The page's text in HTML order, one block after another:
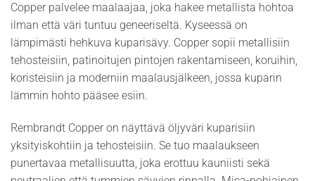
Copper palvelee maalaajaa, joka hakee metallista hohtoa
ilman että väri tuntuu geneeriseltä. Kyseessä on
lämpimästi hehkuva kuparisävy. Copper sopii metallisiin
tehosteisiin, patinoitujen pintojen rakentamiseen, koruihin,
koristeisiin ja moderniin maalausjälkeen, jossa kuparin
lämmin hohto pääsee esiin.
Rembrandt Copper on näyttävä öljyväri kuparisiin
yksityiskohtiin ja tehosteisiin. Se tuo maalaukseen
punertavaa metallisuutta, joka erottuu kauniisti sekä